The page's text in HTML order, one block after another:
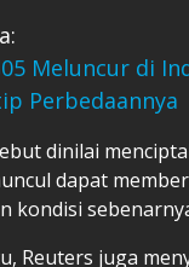
Meluncur di
Perbedaannya
dinilai
dapat
kondisi
Reuters juga